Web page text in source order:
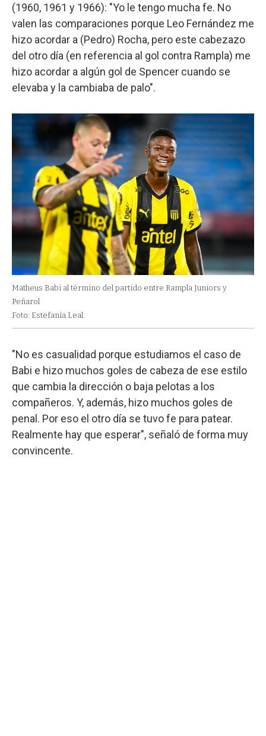
(1960, 1961 y 1966): "Yo le tengo mucha fe. No
valen las comparaciones porque Leo Fernández me
hizo acordar a (Pedro) Rocha, pero este cabezazo
del otro día (en referencia al gol contra Rampla) me
hizo acordar a algún gol de Spencer cuando se
elevaba y la cambiaba de palo".
Matheus Babi al término del partido entre Rampla Juniors y
Peñarol
Foto: Estefanía Leal.
"No es casualidad porque estudiamos el caso de
Babi e hizo muchos goles de cabeza de ese estilo
que cambia la dirección o baja pelotas a los
compañeros. Y, además, hizo muchos goles de
penal. Por eso el otro día se tuvo fe para patear.
Realmente hay que esperar", señaló de forma muy
convincente.